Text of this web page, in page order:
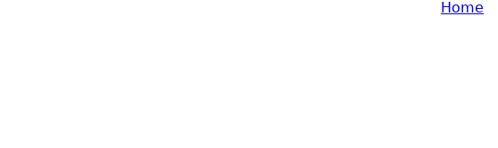
Home